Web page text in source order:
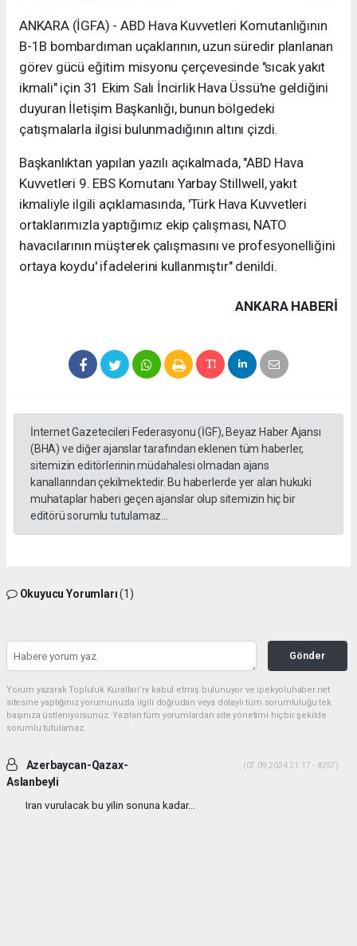
ANKARA (İGFA) - ABD Hava Kuvvetleri Komutanlığının
B-1B bombardıman uçaklarının, uzun süredir planlanan
görev gücü eğitim misyonu çerçevesinde "sıcak yakıt
ikmali" için 31 Ekim Salı İncirlik Hava Üssü'ne geldiğini
duyuran İletişim Başkanlığı, bunun bölgedeki
çatışmalarla ilgisi bulunmadığının altını çizdi.
Başkanlıktan yapılan yazılı açıkalmada, "ABD Hava
Kuvvetleri 9. EBS Komutanı Yarbay Stillwell, yakıt
ikmaliyle ilgili açıklamasında, 'Türk Hava Kuvvetleri
ortaklarımızla yaptığımız ekip çalışması, NATO
havacılarının müşterek çalışmasını ve profesyonelliğini
ortaya koydu' ifadelerini kullanmıştır" denildi.
ANKARA HABERİ
İnternet Gazetecileri Federasyonu (İGF), Beyaz Haber Ajansı
(BHA) ve diğer ajanslar tarafından eklenen tüm haberler,
sitemizin editörlerinin müdahalesi olmadan ajans
kanallarından çekilmektedir. Bu haberlerde yer alan hukuki
muhataplar haberi geçen ajanslar olup sitemizin hiç bir
editörü sorumlu tutulamaz...
Okuyucu Yorumları(1)
Gönder
Yorum yazarak Topluluk Kuralları’nı kabul etmiş bulunuyor ve ipekyoluhaber.net
sitesine yaptığınız yorumunuzla ilgili doğrudan veya dolaylı tüm sorumluluğu tek
başınıza üstleniyorsunuz. Yazılan tüm yorumlardan site yönetimi hiçbir şekilde
sorumlu tutulamaz.
Azerbaycan-Qazax-
Aslanbeyli
(07.09.2024 21:17 - #257)
Iran vurulacak bu yilin sonuna kadar...